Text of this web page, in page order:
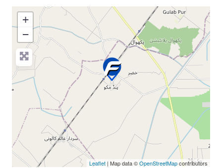
+
−
Press Enter key to search
Leaflet | Map data ©OpenStreetMapcontributors